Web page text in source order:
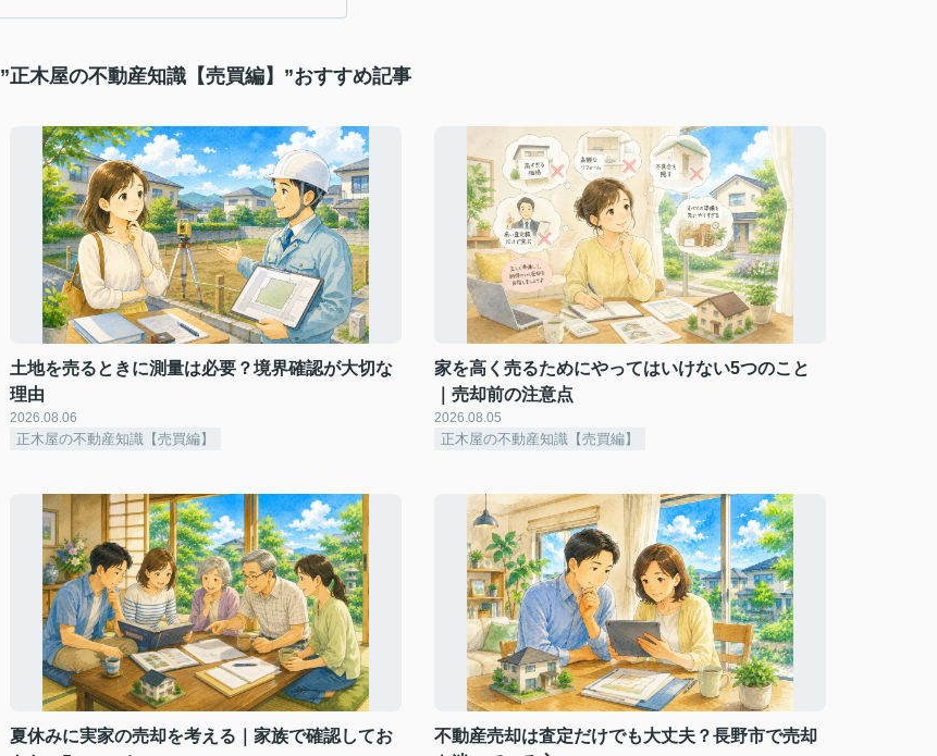
”正木屋の不動産知識【売買編】”おすすめ記事
土地を売るときに測量は必要？境界確認が大切な
理由
2026.08.06
正木屋の不動産知識【売買編】
家を高く売るためにやってはいけない5つのこと
｜売却前の注意点
2026.08.05
正木屋の不動産知識【売買編】
夏休みに実家の売却を考える｜家族で確認してお
不動産売却は査定だけでも大丈夫？長野市で売却